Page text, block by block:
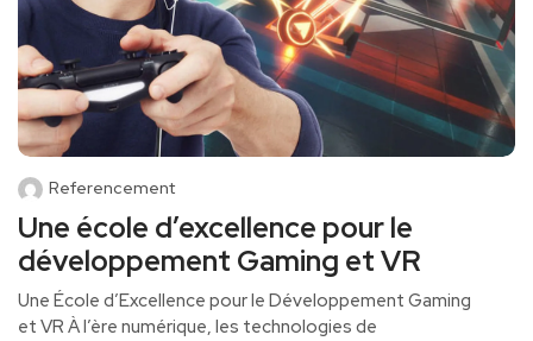
Referencement
Une école d’excellence pour le
développement Gaming et VR
Une École d’Excellence pour le Développement Gaming
et VR À l’ère numérique, les technologies de